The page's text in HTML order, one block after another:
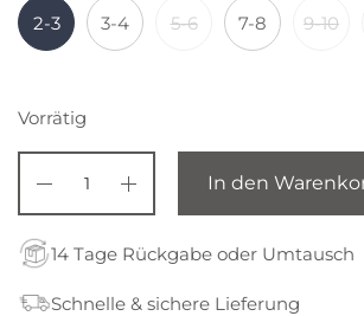
2-3 3-4 5-6 7-8 9-10
Vorrätig
In den
14 Tage Rückgabe oder Umtausch
Schnelle & sichere Lieferung